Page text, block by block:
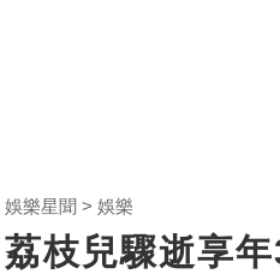
娛樂星聞 娛樂
荔枝兒驟逝享